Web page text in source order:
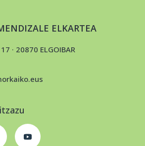
ELKARTEA
· 20870 ELGOIBAR